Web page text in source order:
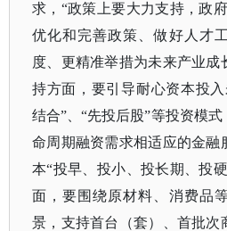
求，“政策上要大力支持，政
优化和完善政策、做好人才
度、更精准举措为未来产业成
持方面，要引导耐心资本投
结合”、“先投后股”等投资模
命周期融资需求相适应的金融
本“投早、投小、投长期、投
面，要围绕原材料、消费品
景，支持首台（套）、首批次